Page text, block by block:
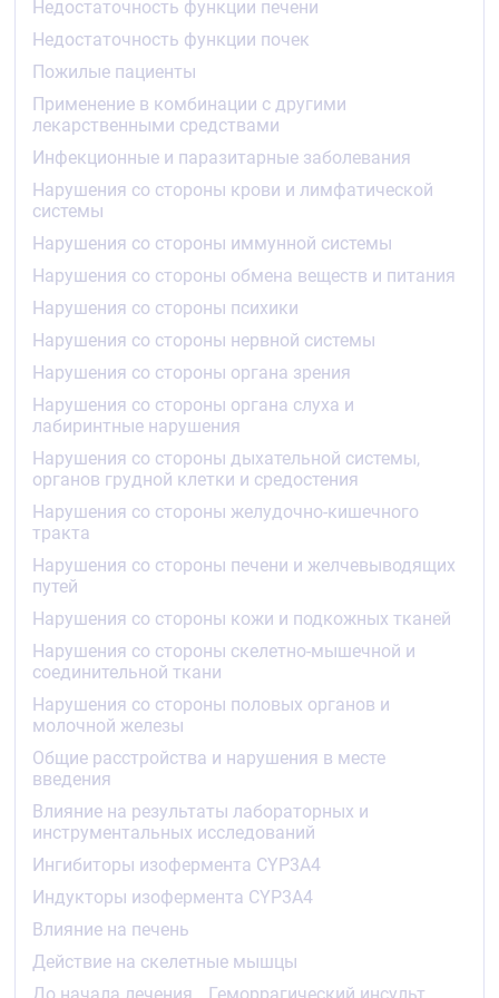
У пациентов с гиперлипопротеинемией типа IIa и IIb
по классификации Фредриксона среднее значение
повышения концентрации ХС-ЛПВП при лечении
;аторвастатином ;(10–80 ;мг) по сравнению с
исходным показателем составляет 5,1–8,7 ;% и не
зависит от дозы.
Имеется значительное дозозависимое снижение
величины соотношений: общий ХС/ХС-ЛПВП и ХС-
ЛПНП/ХС-ЛПВП на ;29–44 % и ;37–55 ;%,
соответственно.
Аторвастатин ;в дозе 80 ;мг достоверно снижает
риск развития ишемических осложнений и
смертность на ;16 ;% после 16-недельного курса, а
риск повторной госпитализации по поводу
стенокардии, сопровождающейся признаками
ишемии миокарда, — на ;26 ;% (исследование
уменьшения выраженности ишемии миокарда на
фоне интенсивной гиполипидемической терапии
(MIRACL)). У пациентов с различными исходными
концентрациями ХС-ЛПНП ;аторвастатин
;вызывает снижение риска ишемических
осложнений и смертность (у пациентов с
инфарктом миокарда без зубца ;Q и нестабильной
стенокардией у мужчин, женщин и у пациентов в
Снижение концентрации в плазме крови ХС-ЛПНП
лучше коррелирует с дозой аторвастатина, чем с
его концентрацией в плазме крови. Дозу
подбирают с учётом терапевтического эффекта
(см. ;раздел «Способ применения и дозы»).
Терапевтический эффект достигается через 2
;недели после начала терапии, достигает
максимума через 4 ;недели и сохраняется в
течение всего периода терапии.
Профилактика сердечно-сосудистых
осложнений
относительный риск развития коронарных
осложнений (ишемической болезни сердца (ИБС) с
миокарда (ИМ) на ;36 ;%, общие сердечно-
сосудистые осложнения на ;29 ;%, фатальный и
Недостаточность функции печени
Недостаточность функции почек
Пожилые пациенты
Применение в комбинации с другими
лекарственными средствами
Инфекционные и паразитарные заболевания
Нарушения со стороны крови и лимфатической
системы
Нарушения со стороны иммунной системы
Нарушения со стороны обмена веществ и питания
Нарушения со стороны психики
Нарушения со стороны нервной системы
Нарушения со стороны органа зрения
Нарушения со стороны органа слуха и
лабиринтные нарушения
Нарушения со стороны дыхательной системы,
органов грудной клетки и средостения
Нарушения со стороны желудочно-кишечного
тракта
Нарушения со стороны печени и желчевыводящих
путей
Нарушения со стороны кожи и подкожных тканей
Нарушения со стороны скелетно-мышечной и
соединительной ткани
Нарушения со стороны половых органов и
молочной железы
Общие расстройства и нарушения в месте
введения
Влияние на результаты лабораторных и
инструментальных исследований
Ингибиторы изофермента CYP3A4
Индукторы изофермента CYP3A4
Влияние на печень
Действие на скелетные мышцы
До начала лечения
Геморрагический инсульт